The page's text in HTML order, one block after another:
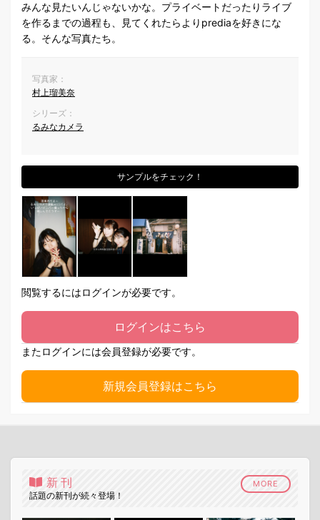
みんな見たいんじゃないかな。プライベートだったりライブ
を作るまでの過程も、見てくれたらよりprediaを好きにな
る。そんな写真たち。
写真家：
村上瑠美奈
シリーズ：
るみなカメラ
サンプルをチェック！
閲覧するにはログインが必要です。
ログインはこちら
またログインには会員登録が必要です。
新規会員登録はこちら
新刊
話題の新刊が続々登場！
MORE